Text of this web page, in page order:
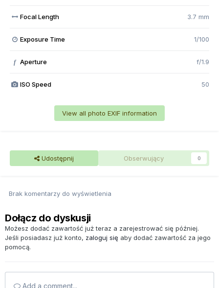
Focal Length 3.7 mm
Exposure Time 1/100
f Aperture f/1.9
ISO Speed 50
View all photo EXIF information
Udostępnij Obserwujący 0
Brak komentarzy do wyświetlenia
Dołącz do dyskusji
Możesz dodać zawartość już teraz a zarejestrować się później.
Jeśli posiadasz już konto, zaloguj się aby dodać zawartość za jego
pomocą.
Add a comment...